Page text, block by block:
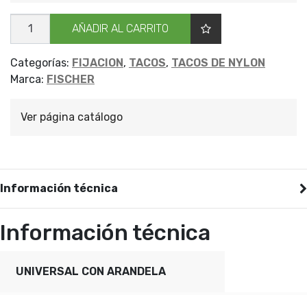
TACO
NYLON
4
X200
cantidad
AÑADIR AL CARRITO
Categorías: FIJACION, TACOS, TACOS DE NYLON
Marca: FISCHER
Ver página catálogo
Información técnica
Información técnica
UNIVERSAL CON ARANDELA